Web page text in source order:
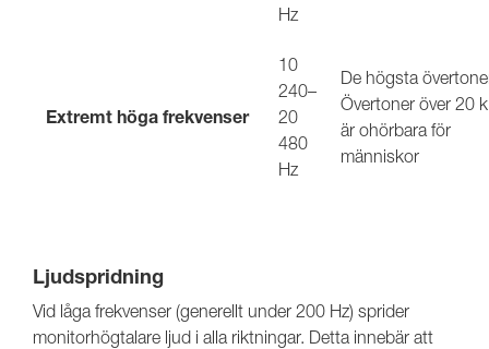
Hz
Extremt höga frekvenser
10
240–
20
480
Hz
De högsta
Övertoner över 20
är ohörbara för
människor
Ljudspridning
Vid låga frekvenser (generellt under 200 Hz) sprider
monitorhögtalare ljud i alla riktningar. Detta innebär att